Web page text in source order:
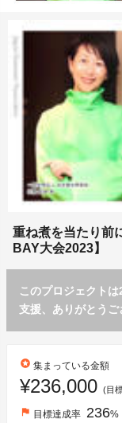
重ね煮を当たり前
BAY大会2023】
このプロジェクト
支援、ありがとうご
stars 集まっている金額
¥236,000 (目
flag 目標達成率 236%